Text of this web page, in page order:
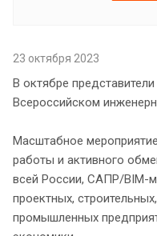
23 октября 2023
В октябре представители
Всероссийском
Масштабное
работы и активного
всей России, САПР/BIM-
проектных,
промышленных